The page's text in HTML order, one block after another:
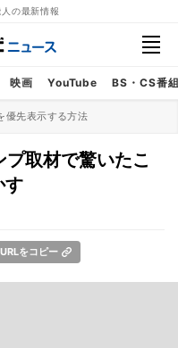
の最新情報
映画 YouTube BS・CS番
優先表示する方法
取材で驚いたこ
す
URLをコピー